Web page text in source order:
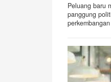
Peluang baru
panggung